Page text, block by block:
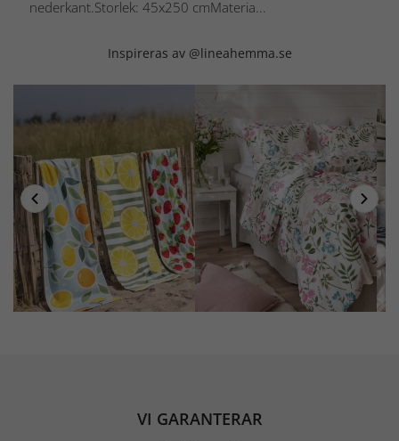
nederkant.Storlek: 45x250 cmMateria...
Inspireras av @lineahemma.se
VI GARANTERAR